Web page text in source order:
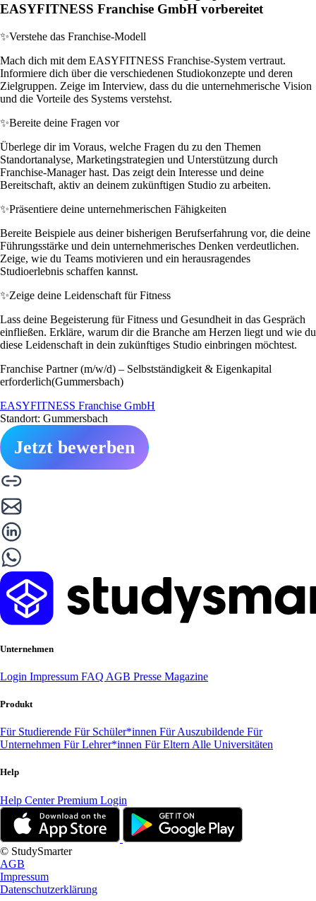
EASYFITNESS Franchise GmbH vorbereitet
✨Verstehe das Franchise-Modell
Mach dich mit dem EASYFITNESS Franchise-System vertraut.
Informiere dich über die verschiedenen Studiokonzepte und deren
Zielgruppen. Zeige im Interview, dass du die unternehmerische Vision
und die Vorteile des Systems verstehst.
✨Bereite deine Fragen vor
Überlege dir im Voraus, welche Fragen du zu den Themen
Standortanalyse, Marketingstrategien und Unterstützung durch
Franchise-Manager hast. Das zeigt dein Interesse und deine
Bereitschaft, aktiv an deinem zukünftigen Studio zu arbeiten.
✨Präsentiere deine unternehmerischen Fähigkeiten
Bereite Beispiele aus deiner bisherigen Berufserfahrung vor, die deine
Führungsstärke und dein unternehmerisches Denken verdeutlichen.
Zeige, wie du Teams motivieren und ein herausragendes
Studioerlebnis schaffen kannst.
✨Zeige deine Leidenschaft für Fitness
Lass deine Begeisterung für Fitness und Gesundheit in das Gespräch
einfließen. Erkläre, warum dir die Branche am Herzen liegt und wie du
diese Leidenschaft in dein zukünftiges Studio einbringen möchtest.
Franchise Partner (m/w/d) – Selbstständigkeit & Eigenkapital
erforderlich(Gummersbach)
EASYFITNESS Franchise GmbH
Standort: Gummersbach
Jetzt bewerben
Unternehmen
Login Impressum FAQ AGB Presse Magazine
Produkt
Für Studierende Für Schüler*innen Für Auszubildende Für
Unternehmen Für Lehrer*innen Für Eltern Alle Universitäten
Help
Help CenterPremium Login
© StudySmarter
AGB
Impressum
Datenschutzerklärung